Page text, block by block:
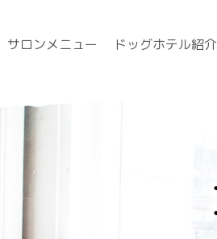
サロンメニュー ドッグホテル紹介